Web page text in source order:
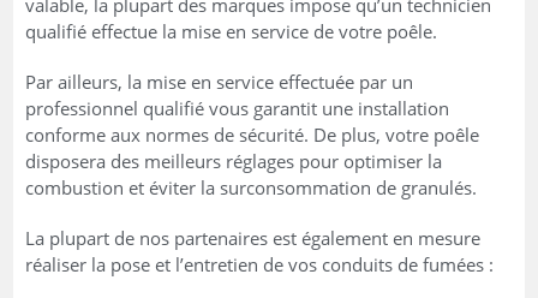
qualifié effectue la mise en service de votre poêle.
Par ailleurs, la mise en service effectuée par un
professionnel qualifié vous garantit une installation
conforme aux normes de sécurité. De plus, votre poêle
disposera des meilleurs réglages pour optimiser la
combustion et éviter la surconsommation de granulés.
La plupart de nos partenaires est également en mesure
réaliser la pose et l’entretien de vos conduits de fumées :